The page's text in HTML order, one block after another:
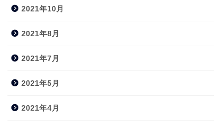
2021年10月
2021年8月
2021年7月
2021年5月
2021年4月